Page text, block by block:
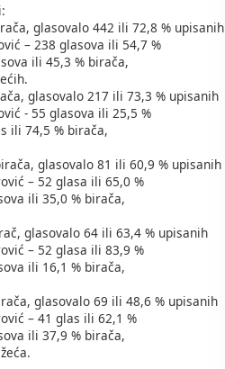
glasovalo 442 ili 72,8 % upisanih
ili 54,7 %
% birača,
glasovalo 217 ili 73,3 % upisanih
ili 25,5 %
% birača,
glasovalo 81 ili 60,9 % upisanih
ili 65,0 %
% birača,
glasovalo 64 ili 63,4 % upisanih
ili 83,9 %
% birača,
glasovalo 69 ili 48,6 % upisanih
ili 62,1 %
% birača,